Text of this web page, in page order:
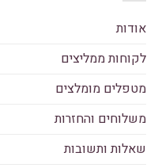
אודות
לקוחות ממליצים
מטפלים מומלצים
משלוחים והחזרות
שאלות ותשובות